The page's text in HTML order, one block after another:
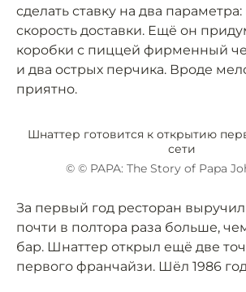
сделать ставку на два параметра:
скорость доставки. Ещё он
коробки с пиццей фирменный
и два острых перчика. Вроде
приятно.
Шнаттер готовится к открытию
сети
© © PAPA: The Story of Papa
За первый год ресторан
почти в полтора раза больше,
бар. Шнаттер открыл ещё две
первого франчайзи. Шёл 1986